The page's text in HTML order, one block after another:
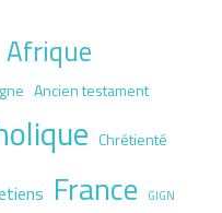
Afrique
Ancien testament
Chrétienté
France GIGN